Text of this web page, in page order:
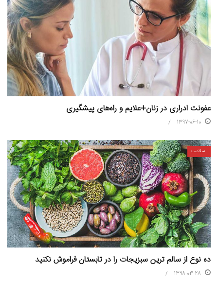
عفونت ادراری در زنان+علایم و راه‌های پیشگیری
1397-06-10
سلامت
ده نوع از سالم ترین سبزیجات را در تابستان فراموش نکنید
1398-03-28